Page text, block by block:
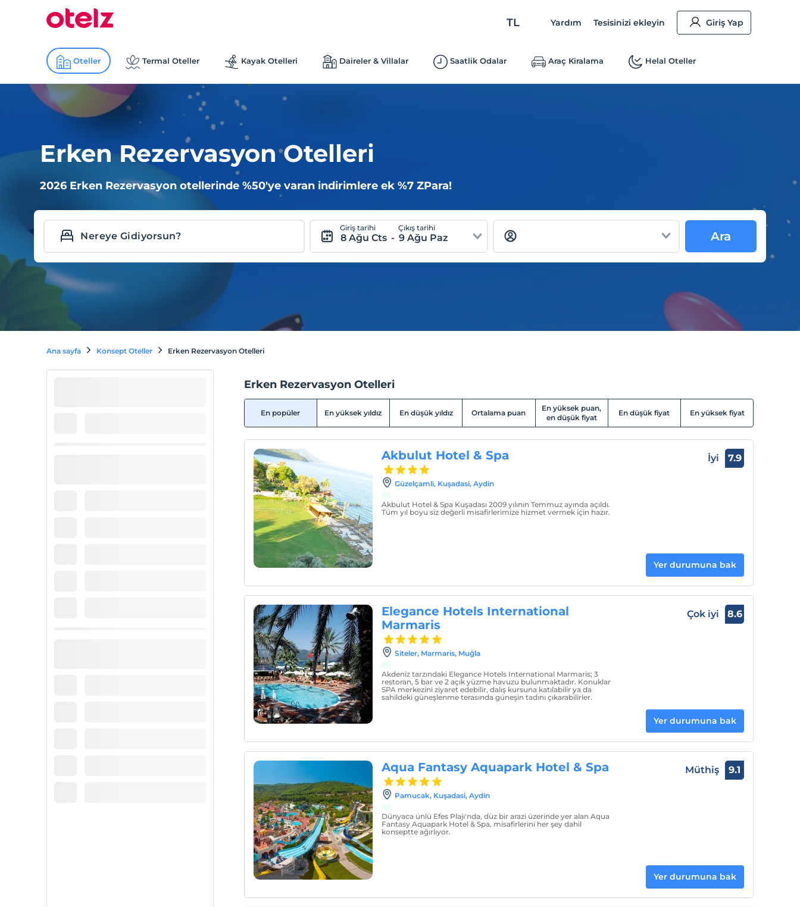
TL Yardım Tesisinizi ekleyin Giriş Yap
Oteller Termal Oteller Kayak Otelleri Daireler & Villalar Saatlik Odalar Araç Kiralama Helal Oteller
Erken Rezervasyon Otelleri
2026 Erken Rezervasyon otellerinde %50'ye varan indirimlere ek %7 ZPara!
Giriş tarihi
8 Ağu Cts -
Çıkış tarihi
9 Ağu Paz Ara
Ana sayfa Konsept Oteller Erken Rezervasyon Otelleri
Erken Rezervasyon Otelleri
En popüler En yüksek yıldız En düşük yıldız Ortalama puan
En yüksek puan,
en düşük fiyat
En düşük fiyat En yüksek fiyat
Akbulut Hotel & Spa
Güzelçamli, Kuşadasi, Aydin
Akbulut Hotel & Spa Kuşadası 2009 yılının Temmuz ayında açıldı.
Tüm yıl boyu siz değerli misafirlerimize hizmet vermek için hazır.
İyi 7.9
Yer durumuna bak
Elegance Hotels International
Marmaris
Siteler, Marmaris, Muğla
Akdeniz tarzındaki Elegance Hotels International Marmaris; 3
restoran, 5 bar ve 2 açık yüzme havuzu bulunmaktadır. Konuklar
SPA merkezini ziyaret edebilir, dalış kursuna katılabilir ya da
sahildeki güneşlenme terasında güneşin tadını çıkarabilirler.
Çok iyi 8.6
Yer durumuna bak
Aqua Fantasy Aquapark Hotel & Spa
Pamucak, Kuşadasi, Aydin
Dünyaca ünlü Efes Plajı'nda, düz bir arazi üzerinde yer alan Aqua
Fantasy Aquapark Hotel & Spa, misafirlerini her şey dahil
konseptte ağırlıyor.
Müthiş 9.1
Yer durumuna bak